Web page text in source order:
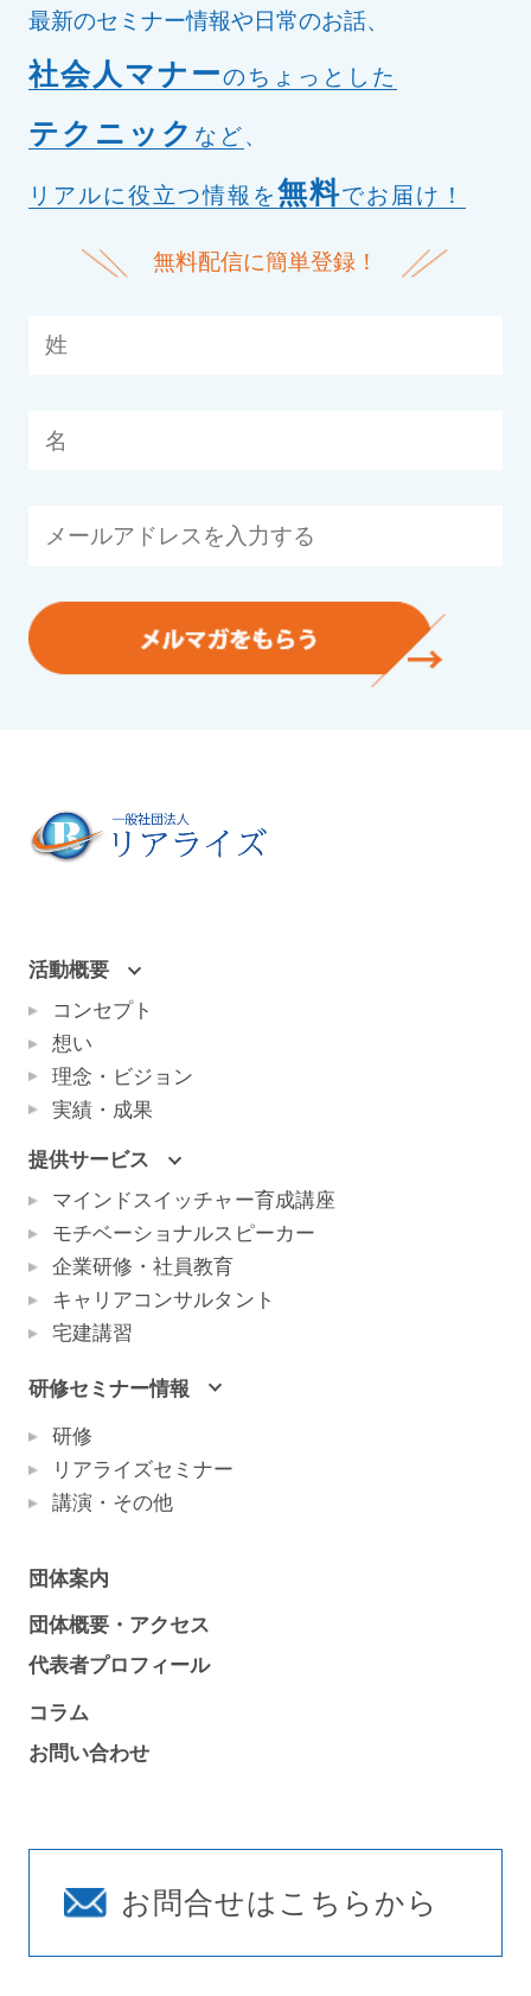
最新のセミナー情報や日常のお話、
社会人マナーのちょっとした
テクニック など、
リアルに役立つ情報を無料でお届け！
無料配信に簡単登録！
活動概要
コンセプト
想い
理念・ビジョン
実績・成果
提供サービス
マインドスイッチャー育成講座
モチベーショナルスピーカー
企業研修・社員教育
キャリアコンサルタント
宅建講習
研修セミナー情報
研修
リアライズセミナー
講演・その他
団体案内
団体概要・アクセス
代表者プロフィール
コラム
お問い合わせ
お問合せはこちらから